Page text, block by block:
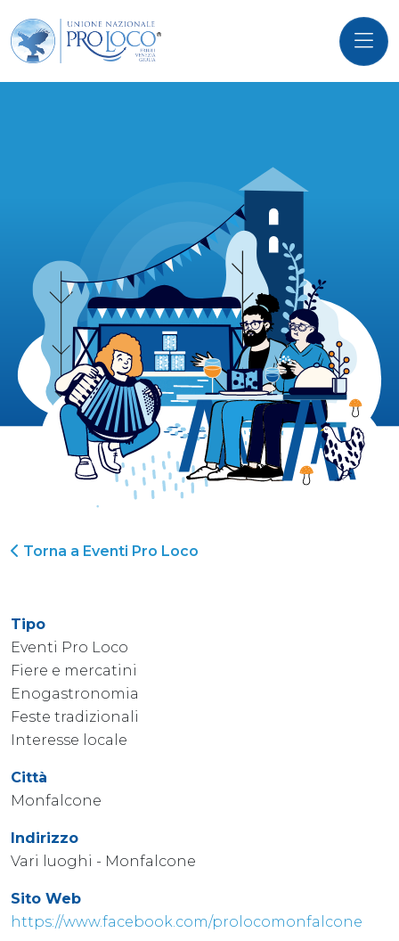
Torna a Eventi Pro Loco
Tipo
Eventi Pro Loco
Fiere e mercatini
Enogastronomia
Feste tradizionali
Interesse locale
Città
Monfalcone
Indirizzo
Vari luoghi - Monfalcone
Sito Web
https://www.facebook.com/prolocomonfalcone